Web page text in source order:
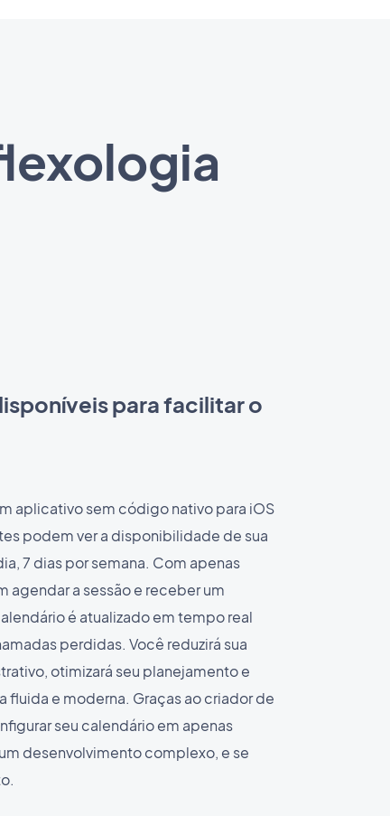
para facilitar o
aplicativo sem código nativo para iOS
podem ver a disponibilidade de sua
7 dias por semana. Com apenas
agendar a sessão e receber um
é atualizado em tempo real
perdidas. Você reduzirá sua
otimizará seu planejamento e
fluida e moderna. Graças ao criador de
seu calendário em apenas
desenvolvimento complexo, e se